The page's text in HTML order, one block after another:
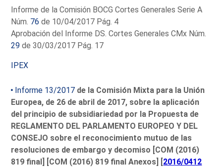
Informe de la Comisión BOCG Cortes Generales Serie A
Núm. 76 de 10/04/2017 Pág. 4
Aprobación del Informe DS. Cortes Generales CMx Núm.
29 de 30/03/2017 Pág. 17
IPEX
Informe 13/2017 de la Comisión Mixta para la Unión
Europea, de 26 de abril de 2017, sobre la aplicación
del principio de subsidiariedad por la Propuesta de
REGLAMENTO DEL PARLAMENTO EUROPEO Y DEL
CONSEJO sobre el reconocimiento mutuo de las
resoluciones de embargo y decomiso [COM (2016)
819 final] [COM (2016) 819 final Anexos] [2016/0412